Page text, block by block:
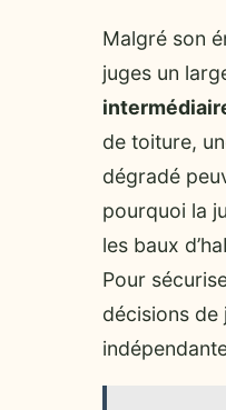
Malgré son
juges un
de toiture,
dégradé
pourquoi la
les baux
Pour
décisions de